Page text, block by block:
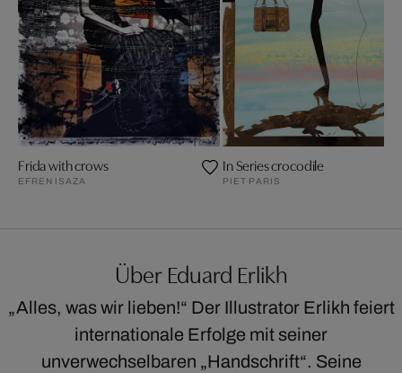
Frida with crows
EFREN ISAZA
In Series crocodile
PIET PARIS
Über Eduard Erlikh
„Alles, was wir lieben!“ Der Illustrator Erlikh feiert
internationale Erfolge mit seiner
unverwechselbaren „Handschrift“. Seine